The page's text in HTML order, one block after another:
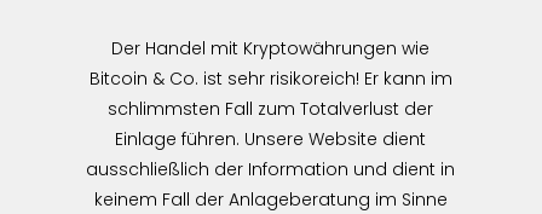
Der Handel mit Kryptowährungen wie
Bitcoin & Co. ist sehr risikoreich! Er kann im
schlimmsten Fall zum Totalverlust der
Einlage führen. Unsere Website dient
ausschließlich der Information und dient in
keinem Fall der Anlageberatung im Sinne